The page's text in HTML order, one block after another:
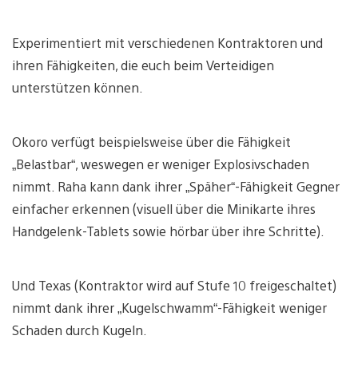
Experimentiert mit verschiedenen Kontraktoren und
ihren Fähigkeiten, die euch beim Verteidigen
unterstützen können.
Okoro verfügt beispielsweise über die Fähigkeit
„Belastbar“, weswegen er weniger Explosivschaden
nimmt. Raha kann dank ihrer „Späher“-Fähigkeit Gegner
einfacher erkennen (visuell über die Minikarte ihres
Handgelenk-Tablets sowie hörbar über ihre Schritte).
Und Texas (Kontraktor wird auf Stufe 10 freigeschaltet)
nimmt dank ihrer „Kugelschwamm“-Fähigkeit weniger
Schaden durch Kugeln.